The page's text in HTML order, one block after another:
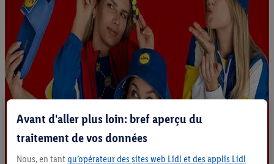
Avant d'aller plus loin: bref aperçu du
traitement de vos données
Nous, en tant qu’opérateur des sites web Lidl et des applis Lidl